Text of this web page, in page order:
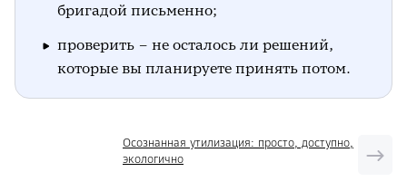
бригадой письменно;
проверить – не осталось ли решений,
которые вы планируете принять потом.
Осознанная утилизация: просто, доступно,
экологично